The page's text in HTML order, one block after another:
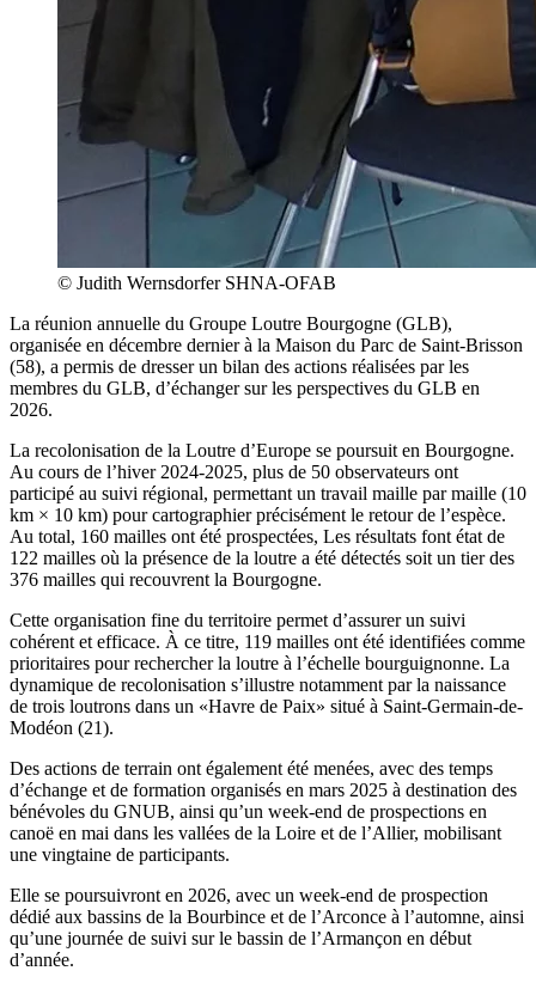
© Judith Wernsdorfer SHNA-OFAB
La réunion annuelle du Groupe Loutre Bourgogne (GLB),
organisée en décembre dernier à la Maison du Parc de Saint-Brisson
(58), a permis de dresser un bilan des actions réalisées par les
membres du GLB, d’échanger sur les perspectives du GLB en
2026.
La recolonisation de la Loutre d’Europe se poursuit en Bourgogne.
Au cours de l’hiver 2024-2025, plus de 50 observateurs ont
participé au suivi régional, permettant un travail maille par maille (10
km × 10 km) pour cartographier précisément le retour de l’espèce.
Au total, 160 mailles ont été prospectées, Les résultats font état de
122 mailles où la présence de la loutre a été détectés soit un tier des
376 mailles qui recouvrent la Bourgogne.
Cette organisation fine du territoire permet d’assurer un suivi
cohérent et efficace. À ce titre, 119 mailles ont été identifiées comme
prioritaires pour rechercher la loutre à l’échelle bourguignonne. La
dynamique de recolonisation s’illustre notamment par la naissance
de trois loutrons dans un «Havre de Paix» situé à Saint-Germain-de-
Modéon (21).
Des actions de terrain ont également été menées, avec des temps
d’échange et de formation organisés en mars 2025 à destination des
bénévoles du GNUB, ainsi qu’un week-end de prospections en
canoë en mai dans les vallées de la Loire et de l’Allier, mobilisant
une vingtaine de participants.
Elle se poursuivront en 2026, avec un week-end de prospection
dédié aux bassins de la Bourbince et de l’Arconce à l’automne, ainsi
qu’une journée de suivi sur le bassin de l’Armançon en début
d’année.